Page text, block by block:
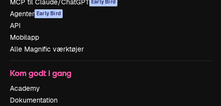
MCP til Claude/ChatGPT Early Bird
Agenter Early Bird
API
Mobilapp
Alle Magnific værktøjer
Kom godt i gang
Academy
Dokumentation